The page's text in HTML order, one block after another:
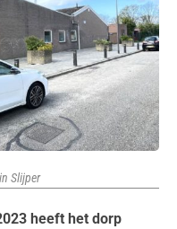
Slijper
heeft het dorp